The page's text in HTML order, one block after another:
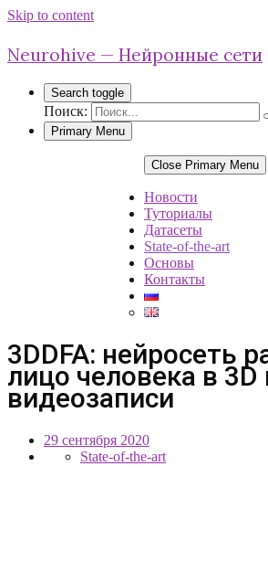
Skip to content
Neurohive — Нейронные сети
Search toggle
Поиск:
Primary Menu
Close Primary Menu
Новости
Туториалы
Датасеты
State-of-the-art
Основы
Контакты
3DDFA: нейросеть
лицо человека в 3D
видеозаписи
29 сентября 2020
State-of-the-art